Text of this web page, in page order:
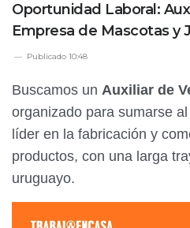
Oportunidad Laboral:
Empresa de Mascotas y
Publicado 10:48
Buscamos un Auxiliar de
organizado para sumarse
líder en la fabricación y
productos, con una larga
uruguayo.